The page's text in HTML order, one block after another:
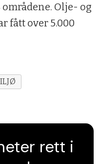
Olje- og
fått over 5.000
rett i